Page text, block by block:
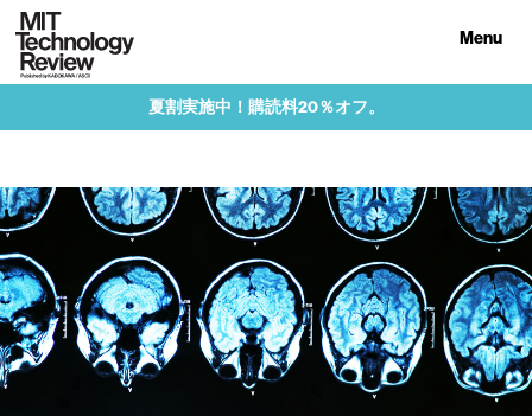
Menu
夏割実施中！購読料20％オフ。